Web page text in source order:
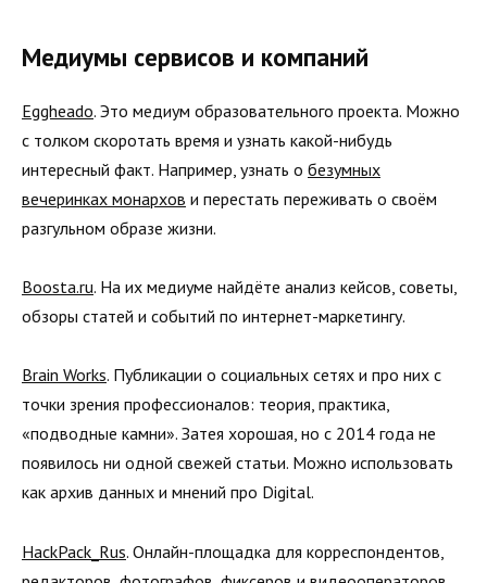
Медиумы сервисов и компаний
Eggheado. Это медиум образовательного проекта. Можно
с толком скоротать время и узнать какой-нибудь
интересный факт. Например, узнать о безумных
вечеринках монархов и перестать переживать о своём
разгульном образе жизни.
Boosta.ru. На их медиуме найдёте анализ кейсов, советы,
обзоры статей и событий по интернет-маркетингу.
Brain Works. Публикации о социальных сетях и про них с
точки зрения профессионалов: теория, практика,
«подводные камни». Затея хорошая, но с 2014 года не
появилось ни одной свежей статьи. Можно использовать
как архив данных и мнений про Digital.
HackPack_Rus. Онлайн-площадка для корреспондентов,